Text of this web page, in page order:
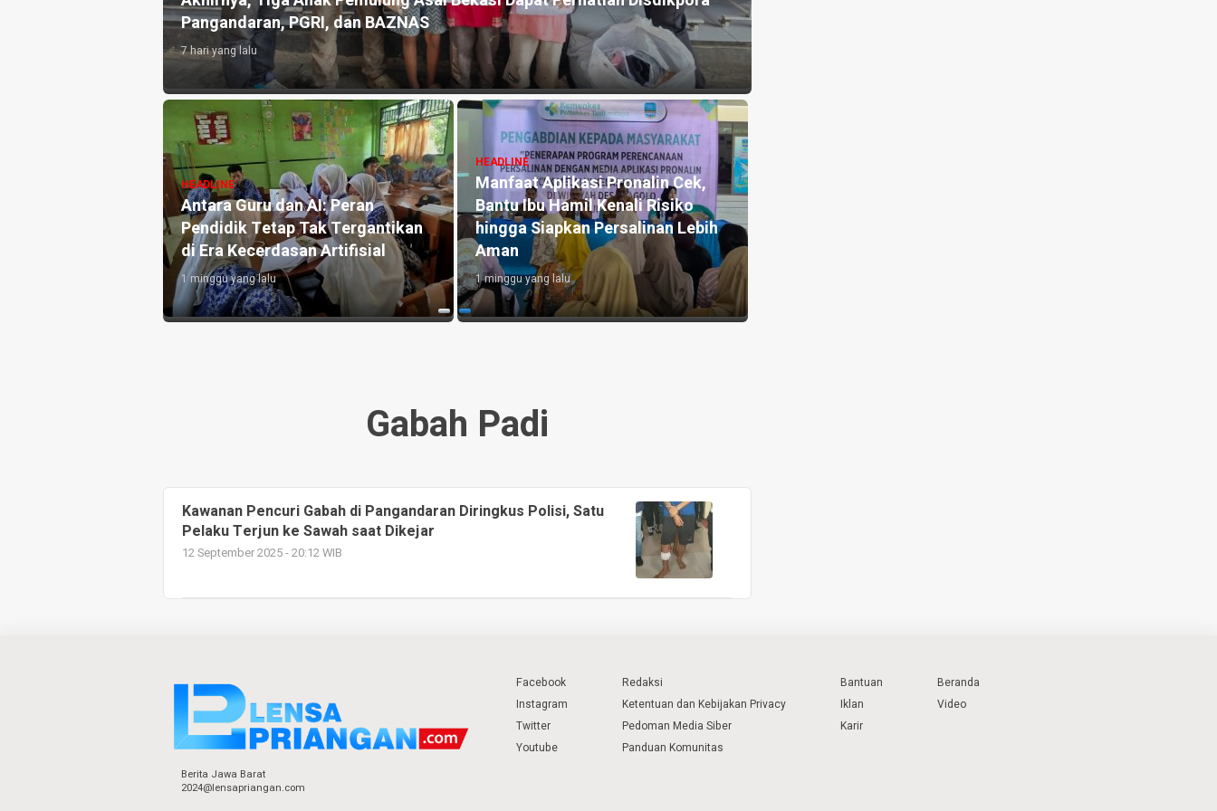
Pangandaran, PGRI, dan BAZNAS
7 hari yang lalu
HEADLINE
Antara Guru dan AI: Peran
Pendidik Tetap Tak Tergantikan
di Era Kecerdasan Artifisial
1 minggu yang lalu
HEADLINE
Manfaat Aplikasi Pronalin Cek,
Bantu Ibu Hamil Kenali Risiko
hingga Siapkan Persalinan Lebih
Aman
1 minggu yang lalu
Gabah Padi
Kawanan Pencuri Gabah di Pangandaran Diringkus Polisi, Satu
Pelaku Terjun ke Sawah saat Dikejar
12 September 2025 - 20:12 WIB
Berita Jawa Barat
2024@lensapriangan.com
Facebook
Instagram
Twitter
Youtube
Redaksi
Ketentuan dan Kebijakan Privacy
Pedoman Media Siber
Panduan Komunitas
Bantuan
Iklan
Karir
Beranda
Video